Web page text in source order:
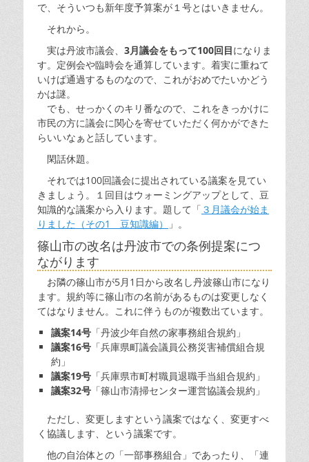
で、そういつも新年度予算案が１号とはいきません。
それから。
実は丹波市議会、 3月議会をもって100回目になりま
す。定例会や臨時会を通算しています。着実に重ねて
いけば通過するものなので、これがおめでたいかどう
かは謎。
でも、せっかくのキリ番なので、これをきっかけに
市民の方に議会に関心を寄せていただく何かができた
らいいなぁと話しています。
閑話休題。
それでは100回議会に提出されている議案を見てい
きましょう。１回目はウォーミングアップとして、豆
知識的な議案から入ります。題して「 ３月議会が始ま
りました（その1 豆知識編）
」。
篠山市の改名は丹波市での条例提案につ
ながります
お隣の篠山市が5月1日から改名し丹波篠山市になり
ます。規約等に篠山市の名前があるものは変更しなく
てはなりません。これに伴うものが複数出ています。
議案14号 「丹波少年自然の家事務組合規約」
議案16号 「兵庫県町議会議員公務災害補償組合規
約」
議案19号 「兵庫県市町村職員退職手当組合規約」
議案32号 「篠山市清掃センター運営協議会規約」
ただし、変更しますという議案ではなく、変更すべ
く協議します、という議案です。
他の自治体との「一部事務組合」であったり、「連